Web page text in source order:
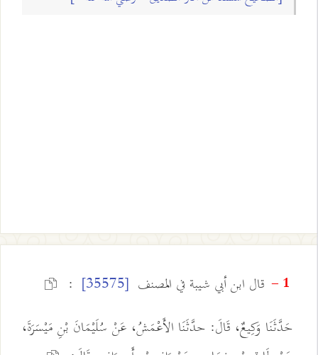
1 - قال ابن أبي شيبة في المصنف [35575]
:
حَدَّثَنَا وَكِيعٌ، قَالَ: حدَّثَنَا الأَعْمَشُ، عَنْ سُلَيْمَانَ بْنِ مَيْسَرَةَ،